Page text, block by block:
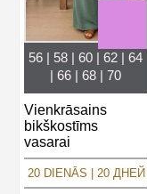
56 | 58 | 60 | 62 | 64
| 66 | 68 | 70
Vienkrāsains
bikškostīms
vasarai
20 DIENĀS | 20 ДНЕЙ